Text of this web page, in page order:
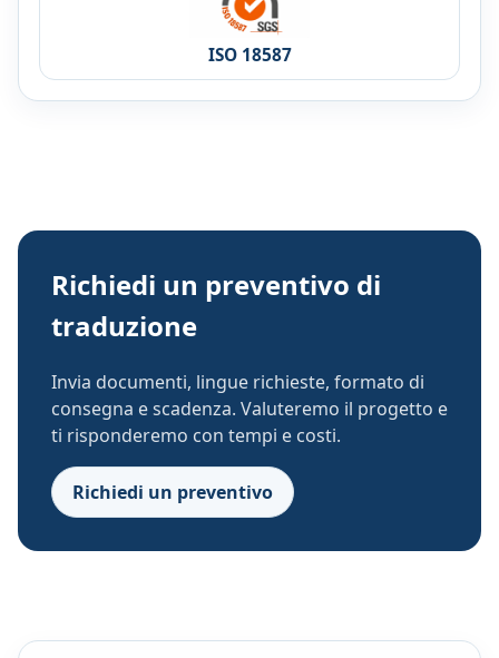
ISO 18587
Richiedi un preventivo di
traduzione
Invia documenti, lingue richieste, formato di
consegna e scadenza. Valuteremo il progetto e
ti risponderemo con tempi e costi.
Richiedi un preventivo